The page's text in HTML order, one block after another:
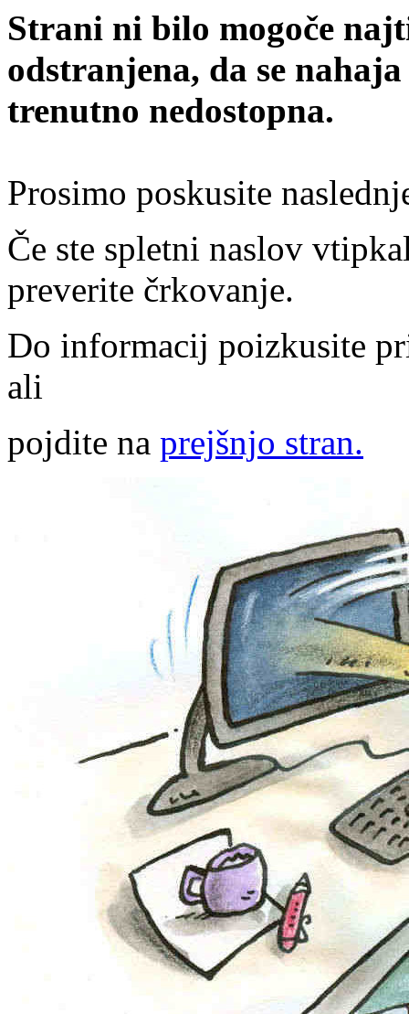
Strani ni bilo mogoče
odstranjena, da se
trenutno nedostopna.
Prosimo poskusite
Če ste spletni naslov
preverite črkovanje.
Do informacij poizkusite
ali
pojdite na prejšnjo stran.